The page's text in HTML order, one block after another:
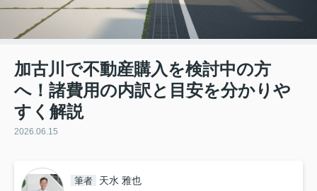
加古川で不動産購入を検討中の方
へ！諸費用の内訳と目安を分かりや
すく解説
2026.06.15
筆者 天水 雅也